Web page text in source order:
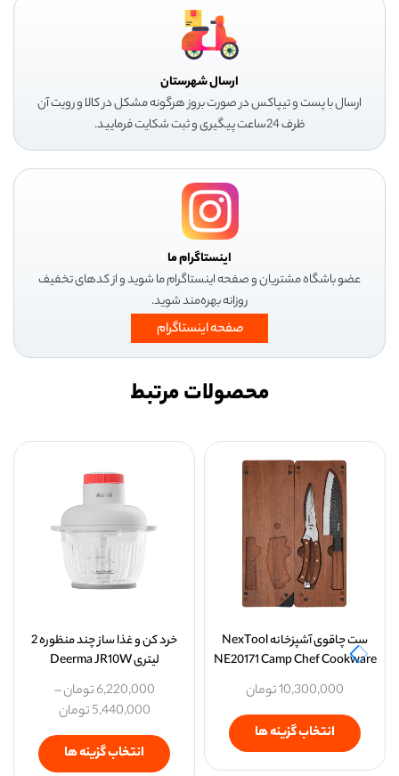
ارسال شهرستان
ارسال با پست و تیپاکس در صورت بروز هرگونه مشکل در کالا و رویت آن
ظرف 24ساعت پیگیری و ثبت شکایت فرمایید.
اینستاگرام ما
عضو باشگاه مشتریان و صفحه اینستاگرام ما شوید و از کدهای تخفیف
روزانه بهره‌مند شوید.
صفحه اینستاگرام
محصولات مرتبط
ست چاقوی آشپزخانه NexTool
NE20171 Camp Chef Cookware
10,300,000تومان
انتخاب گزینه ها
خرد کن و غذا ساز چند منظوره 2
لیتری Deerma JR10W
6,220,000تومان–
5,440,000تومان
انتخاب گزینه ها